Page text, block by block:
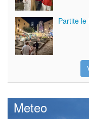
Partite
Meteo